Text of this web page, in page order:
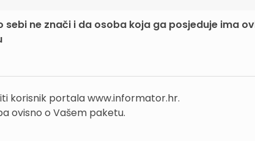
ne znači i da osoba koja ga posjeduje ima
korisnik portala www.informator.hr.
ovisno o Vašem paketu.